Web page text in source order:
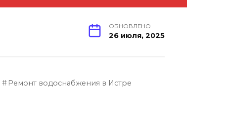
ОБНОВЛЕНО
26 июля, 2025
Ремонт водоснабжения в Истре